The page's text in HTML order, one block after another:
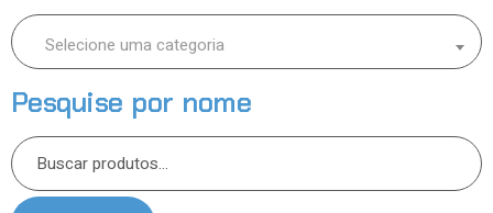
Selecione uma categoria
Pesquise por nome